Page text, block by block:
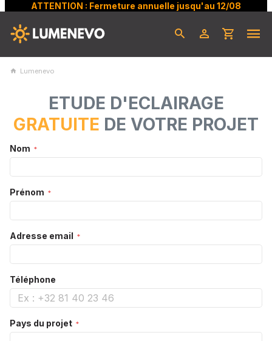
ATTENTION : Fermeture annuelle jusqu'au 12/08
Lumenevo
ETUDE D'ECLAIRAGE
GRATUITE DE VOTRE PROJET
Nom
Prénom
Adresse email
Téléphone
Pays du projet